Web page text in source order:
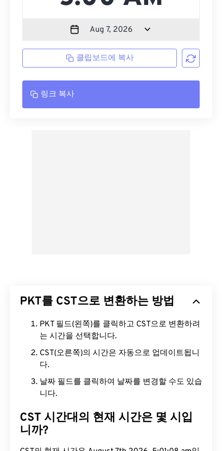
클립보드에 복사
링크 복사
PKT를 CST으로 변환하는 방법
PKT 필드(왼쪽)를 클릭하고 CST으로 변환하려
는 시간을 선택합니다.
CST(오른쪽)의 시간은 자동으로 업데이트됩니
다.
날짜 필드를 클릭하여 날짜를 변경할 수도 있습
니다.
CST 시간대의 현재 시간은 몇 시입
니까?